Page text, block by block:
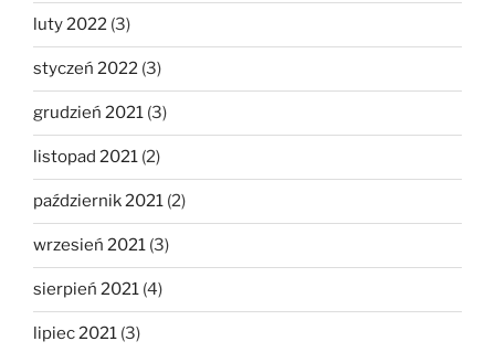
luty 2022 (3)
styczeń 2022 (3)
grudzień 2021 (3)
listopad 2021 (2)
październik 2021 (2)
wrzesień 2021 (3)
sierpień 2021 (4)
lipiec 2021 (3)